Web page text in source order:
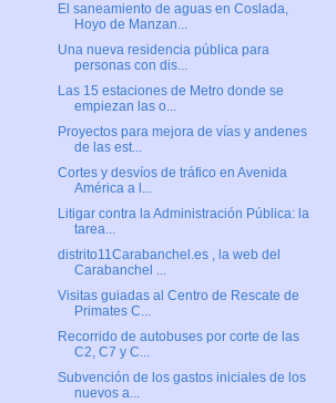
El saneamiento de aguas en Coslada,
Hoyo de Manzan...
Una nueva residencia pública para
personas con dis...
Las 15 estaciones de Metro donde se
empiezan las o...
Proyectos para mejora de vías y andenes
de las est...
Cortes y desvíos de tráfico en Avenida
América a l...
Litigar contra la Administración Pública: la
tarea...
distrito11Carabanchel.es , la web del
Carabanchel ...
Visitas guiadas al Centro de Rescate de
Primates C...
Recorrido de autobuses por corte de las
C2, C7 y C...
Subvención de los gastos iniciales de los
nuevos a...